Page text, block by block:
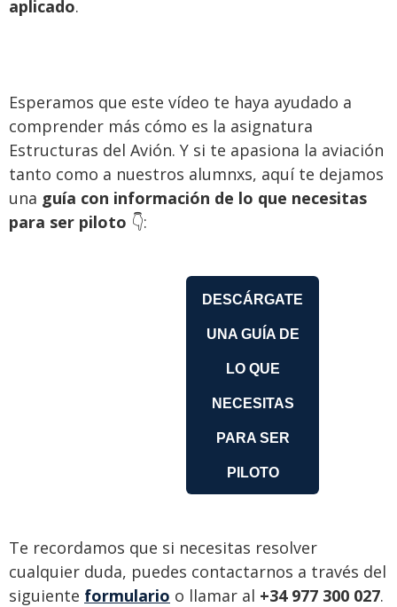
aplicado.
Esperamos que este vídeo te haya ayudado a
comprender más cómo es la asignatura
Estructuras del Avión. Y si te apasiona la aviación
tanto como a nuestros alumnxs, aquí te dejamos
una guía con información de lo que necesitas
para ser piloto 👇:
DESCÁRGATE
UNA GUÍA DE
LO QUE
NECESITAS
PARA SER
PILOTO
Te recordamos que si necesitas resolver
cualquier duda, puedes contactarnos a través del
siguiente formulario o llamar al +34 977 300 027.